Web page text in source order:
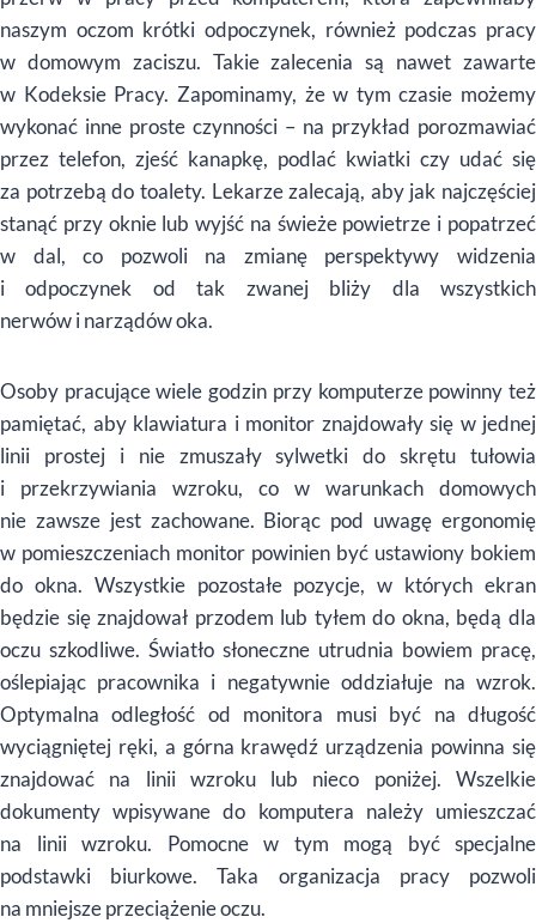
naszym oczom krótki odpoczynek, również podczas pracy
w domowym zaciszu. Takie zalecenia są nawet zawarte
w Kodeksie Pracy. Zapominamy, że w tym czasie możemy
wykonać inne proste czynności – na przykład porozmawiać
przez telefon, zjeść kanapkę, podlać kwiatki czy udać się
za potrzebą do toalety. Lekarze zalecają, aby jak najczęściej
stanąć przy oknie lub wyjść na świeże powietrze i popatrzeć
w dal, co pozwoli na zmianę perspektywy widzenia
i odpoczynek od tak zwanej bliży dla wszystkich
nerwów i narządów oka.
Osoby pracujące wiele godzin przy komputerze powinny też
pamiętać, aby klawiatura i monitor znajdowały się w jednej
linii prostej i nie zmuszały sylwetki do skrętu tułowia
i przekrzywiania wzroku, co w warunkach domowych
nie zawsze jest zachowane. Biorąc pod uwagę ergonomię
w pomieszczeniach monitor powinien być ustawiony bokiem
do okna. Wszystkie pozostałe pozycje, w których ekran
będzie się znajdował przodem lub tyłem do okna, będą dla
oczu szkodliwe. Światło słoneczne utrudnia bowiem pracę,
oślepiając pracownika i negatywnie oddziałuje na wzrok.
Optymalna odległość od monitora musi być na długość
wyciągniętej ręki, a górna krawędź urządzenia powinna się
znajdować na linii wzroku lub nieco poniżej. Wszelkie
dokumenty wpisywane do komputera należy umieszczać
na linii wzroku. Pomocne w tym mogą być specjalne
podstawki biurkowe. Taka organizacja pracy pozwoli
na mniejsze przeciążenie oczu.